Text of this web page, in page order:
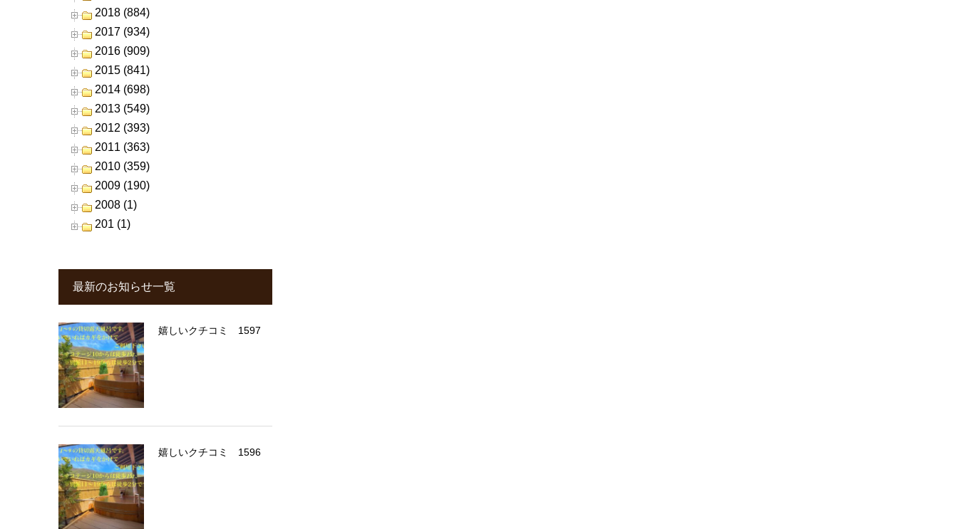
2018 (884)
2017 (934)
2016 (909)
2015 (841)
2014 (698)
2013 (549)
2012 (393)
2011 (363)
2010 (359)
2009 (190)
2008 (1)
201 (1)
最新のお知らせ一覧
嬉しいクチコミ 1597
嬉しいクチコミ 1596